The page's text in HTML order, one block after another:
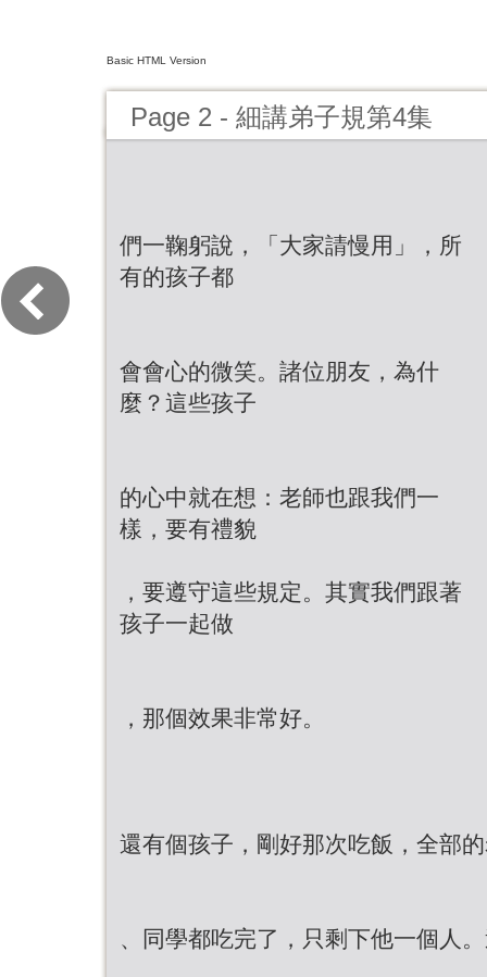
Basic HTML Version
Page 2 - 細講弟子規第4集
們一鞠躬說，「大家請慢用」，所
有的孩子都
會會心的微笑。諸位朋友，為什
麼？這些孩子
的心中就在想：老師也跟我們一
樣，要有禮貌
，要遵守這些規定。其實我們跟著
孩子一起做
，那個效果非常好。
還有個孩子，剛好那次吃飯，全部
、同學都吃完了，只剩下他一個人